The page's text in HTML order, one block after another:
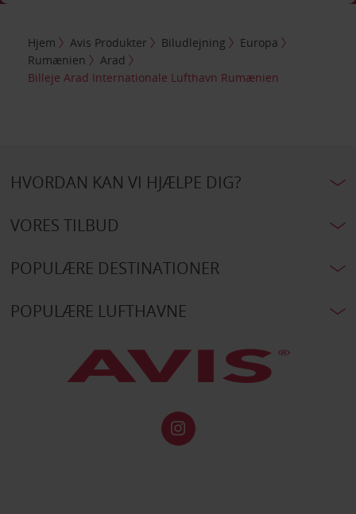
Hjem Avis Produkter Biludlejning
Europa
Rumænien
Arad
Billeje Arad Internationale Lufthavn Rumænien
HVORDAN KAN VI HJÆLPE DIG?
VORES TILBUD
POPULÆRE DESTINATIONER
POPULÆRE LUFTHAVNE